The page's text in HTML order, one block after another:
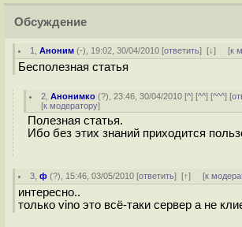
Обсуждение
1 ,Аноним (-), 19:02, 30/04/2010 [ответить][↓] [к
Бесполезная статья
2 ,Анонимко (?), 23:46, 30/04/2010 [^] [^^] [^^^] [
[к модератору]
Полезная статья.
Ибо без этих знаний приходится
3 ,ф (?), 15:46, 03/05/2010 [ответить][↑] [к
интересно..
только vino это всё-таки сервер а не